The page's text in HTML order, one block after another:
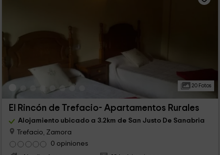
20 Fotos
El Rincón de Trefacio- Apartamentos Rurales
Alojamiento ubicado a 3.2km de San Justo De Sanabria
Trefacio, Zamora
0 opiniones